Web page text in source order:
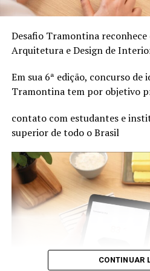
câmbio manual de 3 marchas.
Informações adicionais sobre a
ser obtidas no site
Desafio Tramontina
Arquitetura eDesign de
Em sua 6ª edição, concurso de
Tramontina tem por objetivo
contato com estudantes e
superior de todo o Brasil
CONTINUAR